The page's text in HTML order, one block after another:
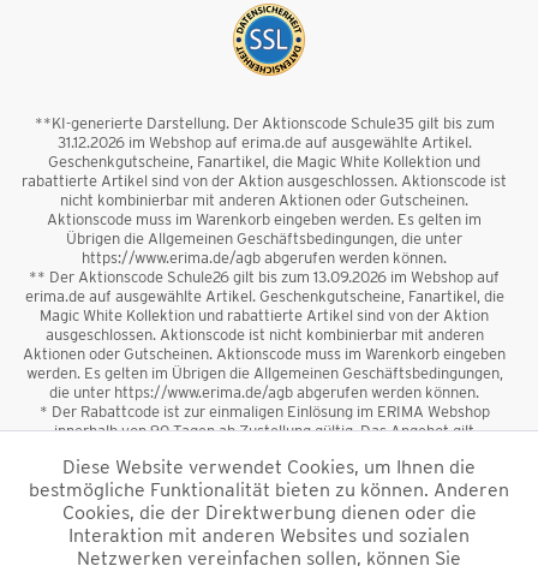
**KI-generierte Darstellung. Der Aktionscode Schule35 gilt bis zum
31.12.2026 im Webshop auf erima.de auf ausgewählte Artikel.
Geschenkgutscheine, Fanartikel, die Magic White Kollektion und
rabattierte Artikel sind von der Aktion ausgeschlossen. Aktionscode ist
nicht kombinierbar mit anderen Aktionen oder Gutscheinen.
Aktionscode muss im Warenkorb eingeben werden. Es gelten im
Übrigen die Allgemeinen Geschäftsbedingungen, die unter
https://www.erima.de/agb abgerufen werden können.
** Der Aktionscode Schule26 gilt bis zum 13.09.2026 im Webshop auf
erima.de auf ausgewählte Artikel. Geschenkgutscheine, Fanartikel, die
Magic White Kollektion und rabattierte Artikel sind von der Aktion
ausgeschlossen. Aktionscode ist nicht kombinierbar mit anderen
Aktionen oder Gutscheinen. Aktionscode muss im Warenkorb eingeben
werden. Es gelten im Übrigen die Allgemeinen Geschäftsbedingungen,
die unter https://www.erima.de/agb abgerufen werden können.
* Der Rabattcode ist zur einmaligen Einlösung im ERIMA Webshop
innerhalb von 90 Tagen ab Zustellung gültig. Das Angebot gilt
sowie Geschenkgutscheine sind vom Rabatt ausgeschlossen. Der
Rabattcode ist nicht mit anderen Aktionen oder Gutscheinen
kombinierbar. Der Mindestbestellwert beträgt 50 €
Diese Website verwendet Cookies, um Ihnen die
bestmögliche Funktionalität bieten zu können. Anderen
Cookies, die der Direktwerbung dienen oder die
Interaktion mit anderen Websites und sozialen
Netzwerken vereinfachen sollen, können Sie